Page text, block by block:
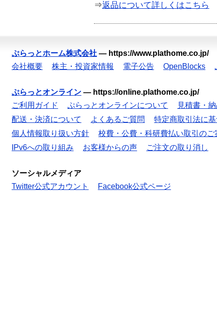
⇒返品について詳しくはこちら
ぷらっとホーム株式会社 — https://www.plathome.co.jp/
会社概要
株主・投資家情報 電子公告 OpenBlocks
ぷらっとオンライン — https://online.plathome.co.jp/
ご利用ガイド
ぷらっとオンラインについて
見積書・
配送・決済について
よくあるご質問
特定商取引法に
個人情報取り扱い方針
校費・公費・科研費払い取引のご
IPv6への取り組み
お客様からの声 ご注文の取り消し
ソーシャルメディア
Twitter公式アカウント
Facebook公式ページ